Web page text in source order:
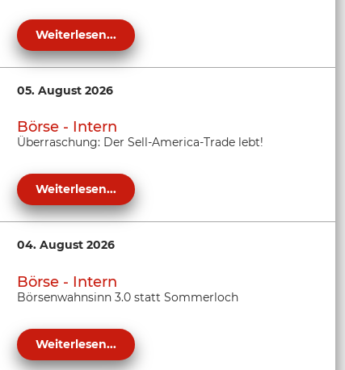
Weiterlesen...
05. August 2026
Börse - Intern
Überraschung: Der Sell-America-Trade lebt!
Weiterlesen...
04. August 2026
Börse - Intern
Börsenwahnsinn 3.0 statt Sommerloch
Weiterlesen...